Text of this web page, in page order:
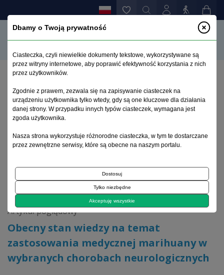
Obecny stan wiedzy na temat zastosowania
medycznej marihuany w wybranych chorobach
neurologicznych
Archiwum 1995–2023
2020, tom 36, zeszyt 3
Artykuł poglądowy
Obecny stan wiedzy na temat
zastosowania medycznej marihuany w
wybranych chorobach neurologicznych
Dbamy o Twoją prywatność
Ciasteczka, czyli niewielkie dokumenty tekstowe, wykorzystywane są
przez witryny internetowe, aby poprawić efektywność korzystania z nich
przez użytkowników.
Zgodnie z prawem, zezwala się na zapisywanie ciasteczek na
urządzeniu użytkownika tylko wtedy, gdy są one kluczowe dla działania
danej strony. W przypadku innych typów ciasteczek, wymagana jest
zgoda użytkownika.
Nasza strona wykorzystuje różnorodne ciasteczka, w tym te dostarczane
przez zewnętrzne serwisy, które są obecne na naszym portalu.
Dostosuj
Tylko niezbędne
Akceptuję wszystkie